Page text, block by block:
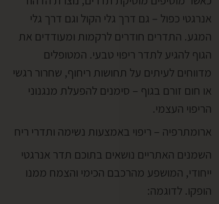
אנרגטי כפול – גם דרך גלי הקול וגם דרך גלי
המגע. התדרים חודרים לרקמות ומעודדים את
הגוף להגיע לתדר ריפוי טבעי. המטופלים
מדווחים לעיתים על תחושות ריחוף, שחרור רגשי
או חום זורם בגוף – סימנים להפעלת מנגנוני
הריפוי העצמי.
ארומתרפיה – ריפוי באמצעות נשימה ותדרי ריח
השמנים האתריים נושאים בתוכם תדר אנרגטי
ייחודי, המושפע מהרכבם הכימי והצמח ממנו
הופקו. לדוגמה: